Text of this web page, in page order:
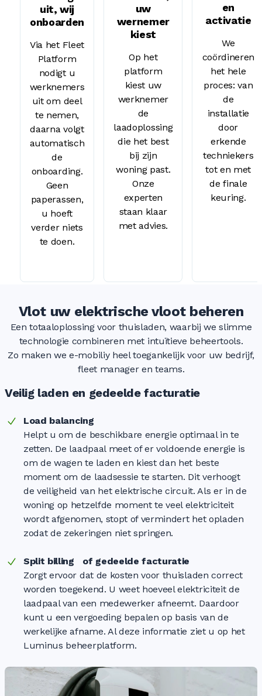
uit, wij
onboarden
Via het Fleet
Platform
nodigt u
werknemers
uit om deel
te nemen,
daarna volgt
automatisch
de
onboarding.
Geen
paperassen,
u hoeft
verder niets
te doen.
uw
wernemer
kiest
Op het
platform
kiest uw
werknemer
de
laadoplossing
die het best
bij zijn
woning past.
Onze
experten
staan klaar
met advies.
en
activatie
We
coördineren
het hele
proces: van
de
installatie
door
erkende
techniekers
tot en met
de finale
keuring.
Vlot uw elektrische vloot beheren
Een totaaloplossing voor thuisladen, waarbij we slimme
technologie combineren met intuïtieve beheertools.
Zo maken we e-mobiliy heel toegankelijk voor uw bedrijf,
fleet manager en teams.
Veilig laden en gedeelde facturatie
Load balancing
Helpt u om de beschikbare energie optimaal in te
zetten. De laadpaal meet of er voldoende energie is
om de wagen te laden en kiest dan het beste
moment om de laadsessie te starten. Dit verhoogt
de veiligheid van het elektrische circuit. Als er in de
woning op hetzelfde moment te veel elektriciteit
wordt afgenomen, stopt of vermindert het opladen
zodat de zekeringen niet springen.
Split billing of gedeelde facturatie
Zorgt ervoor dat de kosten voor thuisladen correct
worden toegekend. U weet hoeveel elektriciteit de
laadpaal van een medewerker afneemt. Daardoor
kunt u een vergoeding bepalen op basis van de
werkelijke afname. Al deze informatie ziet u op het
Luminus beheerplatform.